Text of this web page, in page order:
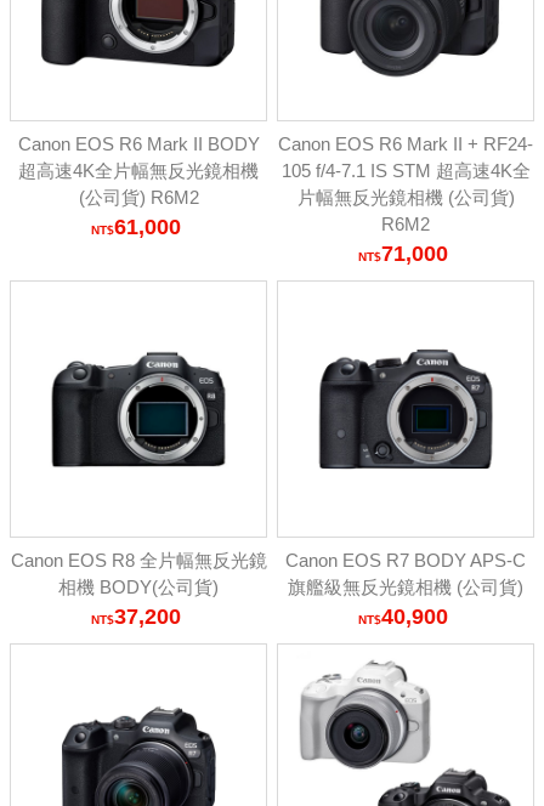
Canon EOS R6 Mark II BODY
超高速4K全片幅無反光鏡相機
(公司貨) R6M2
61,000
Canon EOS R6 Mark II + RF24-
105 f/4-7.1 IS STM 超高速4K全
片幅無反光鏡相機 (公司貨)
R6M2
71,000
Canon EOS R8 全片幅無反光鏡
相機 BODY(公司貨)
37,200
Canon EOS R7 BODY APS-C
旗艦級無反光鏡相機 (公司貨)
40,900